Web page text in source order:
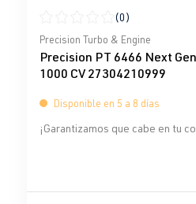
Calificación promedio de 0
(0)
Precision Turbo & Engine
Precision PT 6466 Next
1000 CV 27304210999
Disponible en 5 a 8 días
¡Garantizamos que cabe en tu